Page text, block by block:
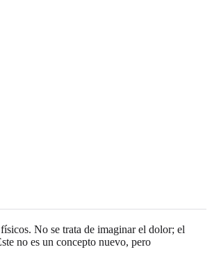
No se trata de imaginar el dolor; el
no es un concepto nuevo, pero